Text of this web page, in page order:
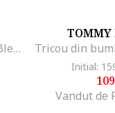
Rochie casual pentru fete, Bleumarin
TOMMY
Initial:
109
Vandut de